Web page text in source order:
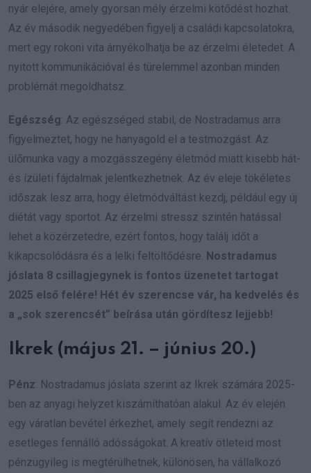
nyár elejére, amely gyorsan mély érzelmi kötődést hozhat.
Az év második negyedében figyelj a családi kapcsolatokra,
mert egy rokoni vita árnyékolhatja be az érzelmi életedet. A
nyitott kommunikációval és türelemmel azonban minden
problémát megoldhatsz.
Egészség: Az egészséged stabil, de Nostradamus arra
figyelmeztet, hogy ne hanyagold el a testmozgást. Az
ülőmunka vagy a mozgásszegény életmód miatt kisebb hát-
és ízületi fájdalmak jelentkezhetnek. Az év eleje tökéletes
időszak lesz arra, hogy életmódváltást kezdj, például egy új
diétát vagy sportot. Az érzelmi stressz szintén hatással
lehet a közérzetedre, ezért fontos, hogy találj időt a
kikapcsolódásra és a lelki feltöltődésre. Nostradamus
jóslata 8 csillagjegynek is fontos üzenetet tartogat
2025 első felére! Hét év szerencse vár, ha kedvelés és
a „sok szerencsét” beírása után gördítesz lejjebb!
Ikrek (május 21. – június 20.)
Pénz: Nostradamus jóslata szerint az Ikrek számára 2025-
ben az anyagi helyzet kiszámíthatóan alakul. Az év elején
egy váratlan bevétel érkezhet, amely segít rendezni az
esetleges fennálló adósságokat. A kreatív ötleteid most
pénzügyileg is megtérülhetnek, különösen, ha vállalkozó